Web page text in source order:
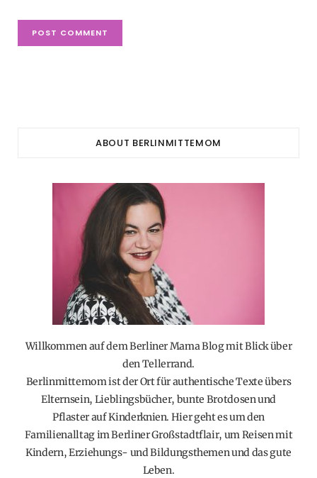
ABOUT BERLINMITTEMOM
Willkommen auf dem Berliner Mama Blog mit Blick über
den Tellerrand.
Berlinmittemom ist der Ort für authentische Texte übers
Elternsein, Lieblingsbücher, bunte Brotdosen und
Pflaster auf Kinderknien. Hier geht es um den
Familienalltag im Berliner Großstadtflair, um Reisen mit
Kindern, Erziehungs- und Bildungsthemen und das gute
Leben.